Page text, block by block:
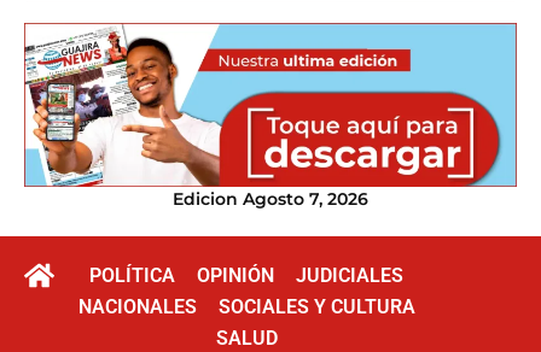
Edicion Agosto 7, 2026
POLÍTICA OPINIÓN
JUDICIALES
NACIONALES
SOCIALES Y CULTURA
SALUD